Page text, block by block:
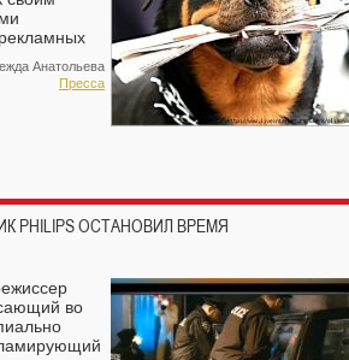
Gartner в
Empower
Анатольева
Пресса
PHILIPS ОСТАНОВИЛ ВРЕМЯ
во